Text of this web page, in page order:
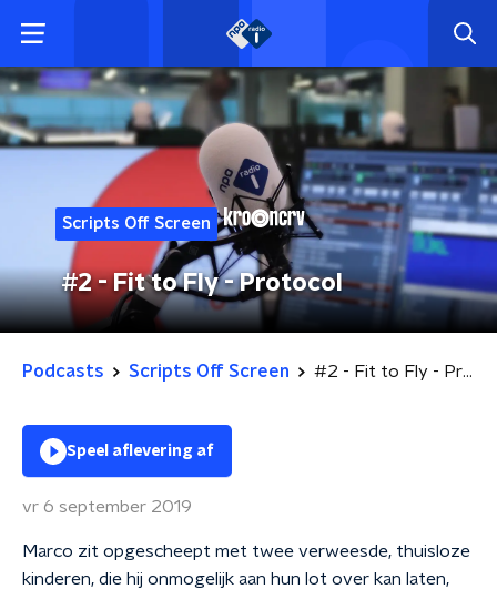
Scripts Off Screen
#2 - Fit to Fly - Protocol
Podcasts Scripts Off Screen #2 - Fit to Fly - Protocol
Speel aflevering af
vr 6 september 2019
Marco zit opgescheept met twee verweesde, thuisloze
kinderen, die hij onmogelijk aan hun lot over kan laten,